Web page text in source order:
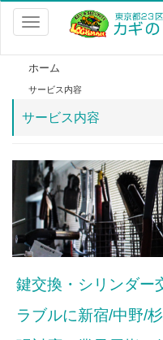
Toggle
navigation
ホーム
サービス内容
サービス内容
鍵交換・ シリンダー
ラブルに新宿/中野/